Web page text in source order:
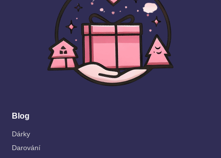
Blog
Dárky
Darování